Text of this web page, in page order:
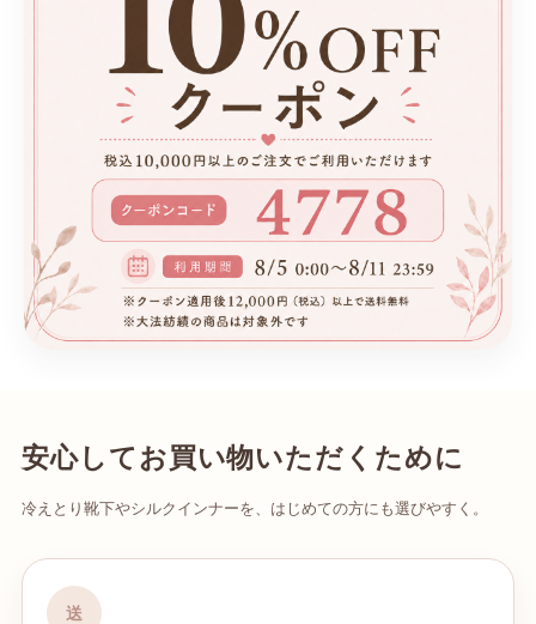
安心してお買い物いただくために
冷えとり靴下やシルクインナーを、はじめての方にも選びやすく。
送